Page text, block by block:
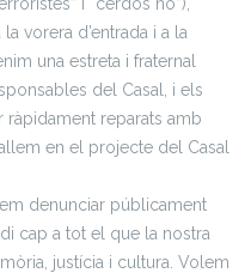
vorera d’entrada i a la
una estreta i fraternal
del Casal, i els
ràpidament reparats amb
en el projecte del Casal
denunciar públicament
cap a tot el que la nostra
justícia i cultura. Volem